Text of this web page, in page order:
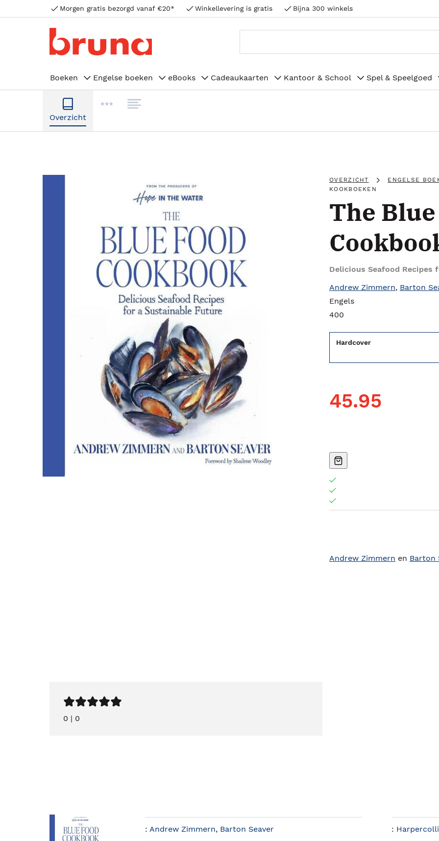
Morgen gratis bezorgd vanaf €20* Winkellevering is gratis Bijna 300 winkels
Boeken Engelse boeken eBooks Cadeaukaarten Kantoor & School Spel & Speelgoed
Overzicht
OVERZICHT ENGELSE
KOOKBOEKEN
The
Delicious Seafood Recipes
Andrew Zimmern, Barton
Engels
400
Hardcover
45.95
Andrew Zimmern en Barton
0 | 0
: Andrew Zimmern, Barton Seaver :